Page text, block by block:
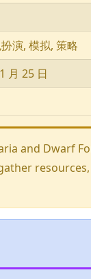
演, 模拟, 策略
月 25 日
and Dwarf